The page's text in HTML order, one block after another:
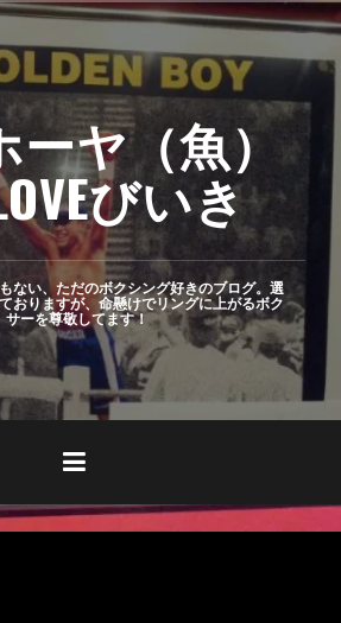
ーヤ（魚）
びいき
ない、ただのボクシング好きのブログ。選
おりますが、命懸けでリングに上がるボク
サーを尊敬してます！